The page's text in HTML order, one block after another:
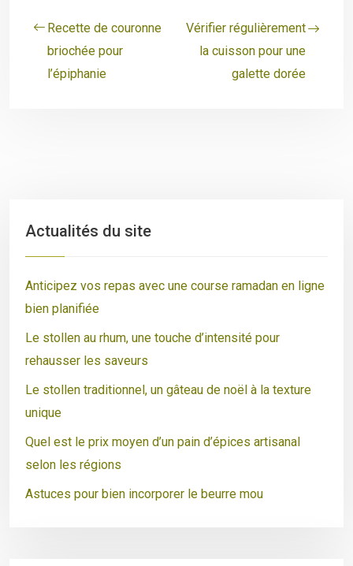
Recette de couronne
briochée pour
l’épiphanie
Vérifier régulièrement
la cuisson pour une
galette dorée
Actualités du site
Anticipez vos repas avec une course ramadan en ligne
bien planifiée
Le stollen au rhum, une touche d’intensité pour
rehausser les saveurs
Le stollen traditionnel, un gâteau de noël à la texture
unique
Quel est le prix moyen d’un pain d’épices artisanal
selon les régions
Astuces pour bien incorporer le beurre mou